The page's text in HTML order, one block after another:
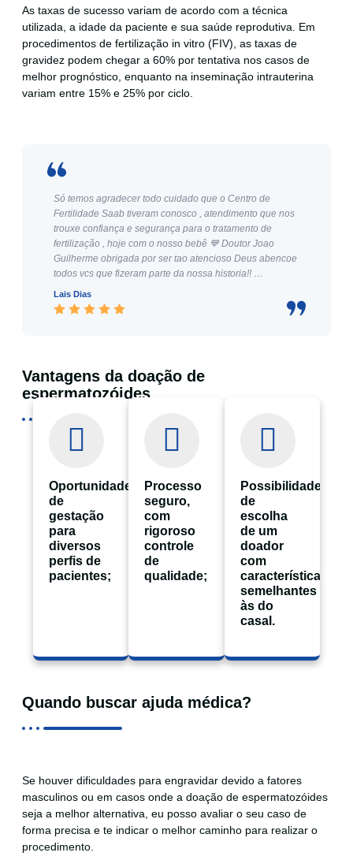
As taxas de sucesso variam de acordo com a técnica
utilizada, a idade da paciente e sua saúde reprodutiva. Em
procedimentos de fertilização in vitro (FIV), as taxas de
gravidez podem chegar a 60% por tentativa nos casos de
melhor prognóstico, enquanto na inseminação intrauterina
variam entre 15% e 25% por ciclo.
Só temos agradecer todo cuidado que o Centro de
Fertilidade Saab tiveram conosco , atendimento que nos
trouxe confiança e segurança para o tratamento de
fertilização , hoje com o nosso bebê 💙 Doutor Joao
Guilherme obrigada por ser tao atencioso Deus abencoe
todos vcs que fizeram parte da nossa historia!! …
Lais Dias
Vantagens da doação de
espermatozóides
Oportunidade
de
gestação
para
diversos
perfis de
pacientes;
Processo
seguro,
com
rigoroso
controle
de
qualidade;
Possibilidade
de
escolha
de um
doador
com
características
semelhantes
às do
casal.
Quando buscar ajuda médica?
Se houver dificuldades para engravidar devido a fatores
masculinos ou em casos onde a doação de espermatozóides
seja a melhor alternativa, eu posso avaliar o seu caso de
forma precisa e te indicar o melhor caminho para realizar o
procedimento.